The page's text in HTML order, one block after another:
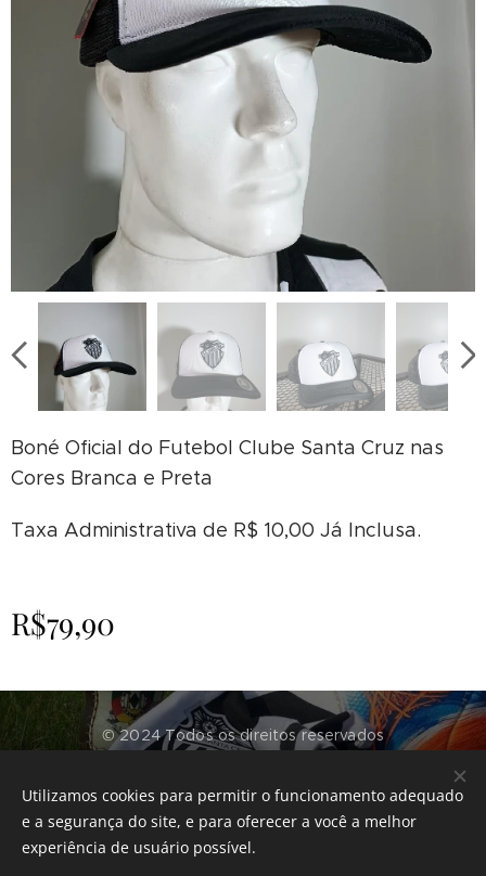
Boné Oficial do Futebol Clube Santa Cruz nas
Cores Branca e Preta
Taxa Administrativa de R$ 10,00 Já Inclusa.
R$79,90
© 2024 Todos os direitos reservados
Desenvolvido porCenterTech Informática Cookies
Utilizamos cookies para permitir o funcionamento adequado
e a segurança do site, e para oferecer a você a melhor
experiência de usuário possível.